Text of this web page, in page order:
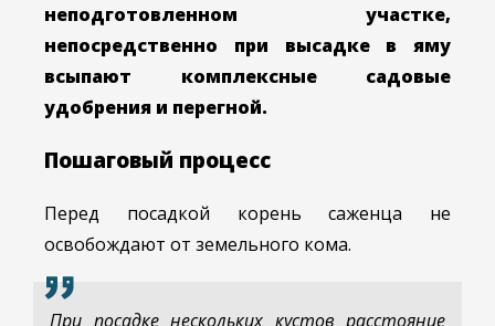
неподготовленном участке,
непосредственно при высадке в яму
всыпают комплексные садовые
удобрения и перегной.
Пошаговый процесс
Перед посадкой корень саженца не
освобождают от земельного кома.
При посадке нескольких кустов расстояние